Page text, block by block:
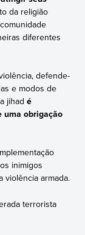
da religião
diferentes
defende-
e modos de
jihad é
uma obrigação
inimigos
armada.
terrorista